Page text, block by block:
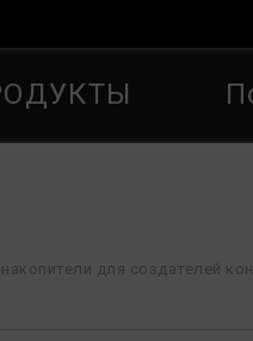
для создателей